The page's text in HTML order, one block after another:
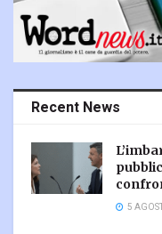
Recent News
5